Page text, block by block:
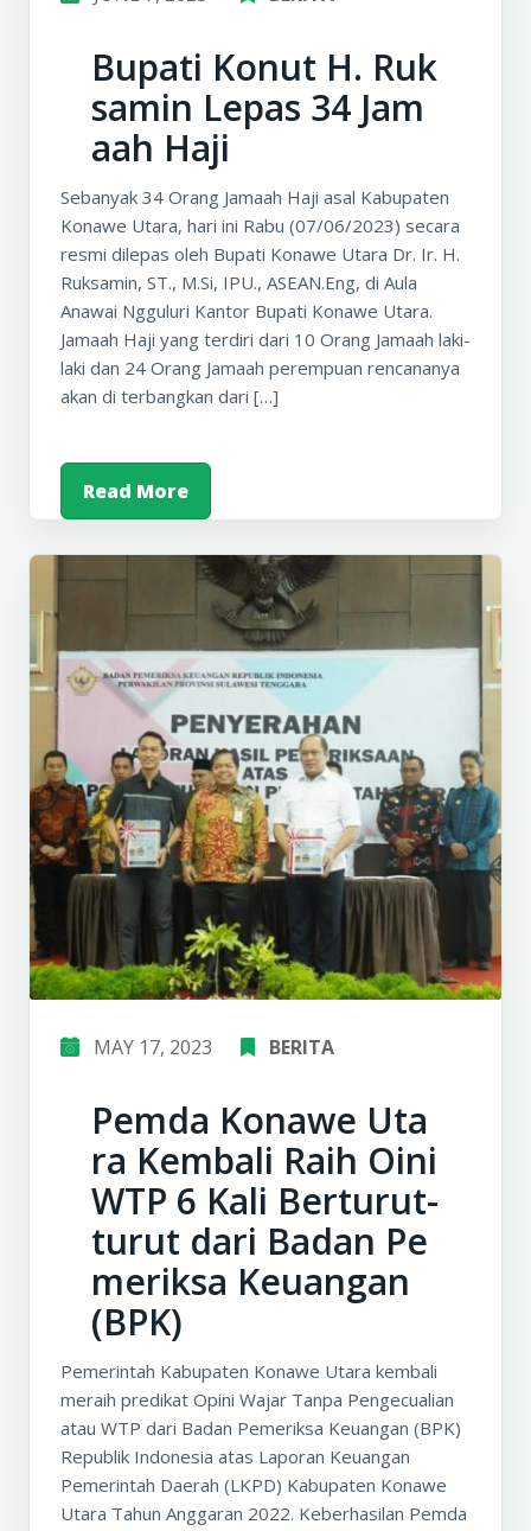
Bupati Konut H. Ruk
samin Lepas 34 Jam
aah Haji
Sebanyak 34 Orang Jamaah Haji asal Kabupaten
Konawe Utara, hari ini Rabu (07/06/2023) secara
resmi dilepas oleh Bupati Konawe Utara Dr. Ir. H.
Ruksamin, ST., M.Si, IPU., ASEAN.Eng, di Aula
Anawai Ngguluri Kantor Bupati Konawe Utara.
Jamaah Haji yang terdiri dari 10 Orang Jamaah laki-
laki dan 24 Orang Jamaah perempuan rencananya
akan di terbangkan dari […]
Read More
MAY 17, 2023 BERITA
Pemda Konawe Uta
ra Kembali Raih Oini
WTP 6 Kali Berturut-
turut dari Badan Pe
meriksa Keuangan
(BPK)
Pemerintah Kabupaten Konawe Utara kembali
meraih predikat Opini Wajar Tanpa Pengecualian
atau WTP dari Badan Pemeriksa Keuangan (BPK)
Republik Indonesia atas Laporan Keuangan
Pemerintah Daerah (LKPD) Kabupaten Konawe
Utara Tahun Anggaran 2022. Keberhasilan Pemda